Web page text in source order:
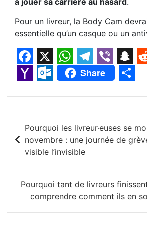
Pour un livreur, la Body Cam
essentielle qu’un casque ou un
F
e
b
o
o
k
X W
t
s
A
p
p
T
e
g
r
a
m
V
r
S
c
a
t
i
h
o
o
M
a
l
t
l
o
o
k
.
c
Share
a
r
Navigation
de
l’article
Pourquoi les livreur·euses se
novembre : une journée de
visible l’invisible
Pourquoi tant de livreurs
comprendre comment ils en